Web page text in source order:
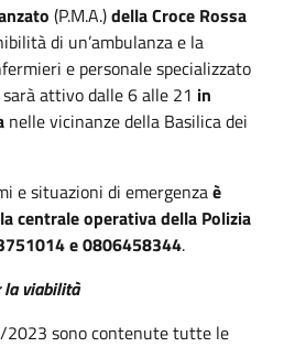
(P.M.A.)della Croce Rossa
di un’ambulanza e la
e personale specializzato
attivo dalle 6 alle 21 in
nelle vicinanze della Basilica dei
e situazioni di emergenzaè
centrale operativa della Polizia
e 0806458344.
la viabilità
2023 sono contenute tutte le